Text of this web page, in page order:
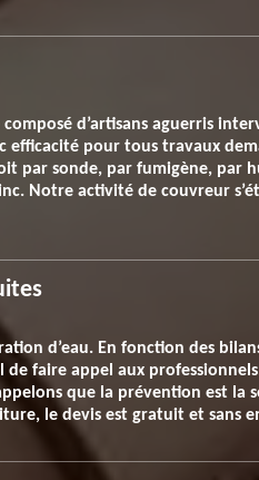
d’artisans aguerris
pour tous travaux
par sonde, par fumigène, par
Notre activité de couvreur
d’eau. En fonction des
faire appel aux
que la prévention est la
le devis est gratuit et sans